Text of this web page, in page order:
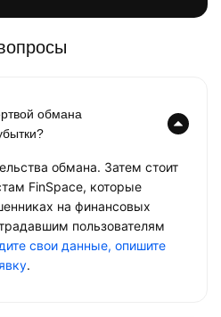
обмана
обмана. Затем стоит
FinSpace, которые
на финансовых
пользователям
свои данные, опишите
.